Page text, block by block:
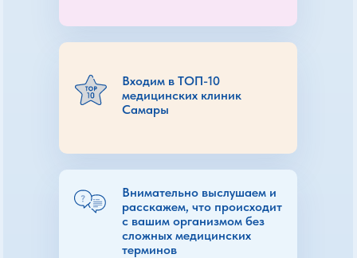
Входим в ТОП-10
медицинских клиник
Самары
Внимательно выслушаем и
расскажем, что происходит
с вашим организмом без
сложных медицинских
терминов